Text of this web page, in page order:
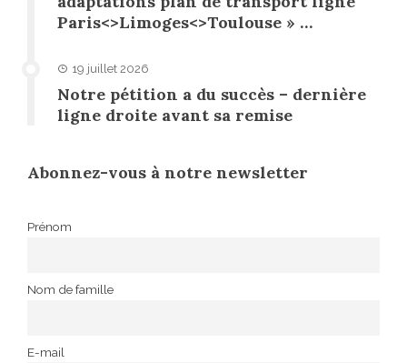
Paris<>Limoges<>Toulouse » …
19 juillet 2026
Notre pétition a du succès – dernière
ligne droite avant sa remise
Abonnez-vous à notre newsletter
Prénom
Nom de famille
E-mail